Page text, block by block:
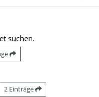
suchen.
2 Einträge